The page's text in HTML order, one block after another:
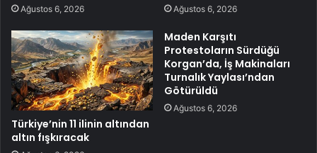
Ağustos 6, 2026 Ağustos 6, 2026
Türkiye’nin 11 ilinin altından
altın fışkıracak
Maden Karşıtı
Protestoların Sürdüğü
Korgan’da, İş Makinaları
Turnalık Yaylası’ndan
Götürüldü
Ağustos 6, 2026